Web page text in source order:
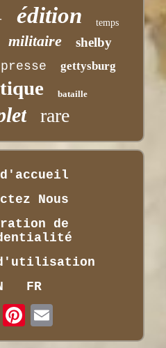
édition temps
militaire shelby
presse gettysburg
bataille
rare
d'accueil
Nous
de
d'utilisation
FR